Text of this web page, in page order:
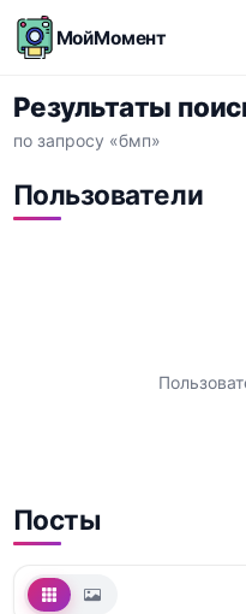
МойМомент
Результаты
по запросу «бмп»
Пользователи
Посты